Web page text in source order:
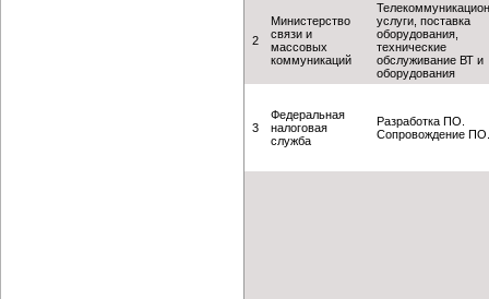
2
Министерство
связи и
массовых
коммуникаций
услуги, поставка
оборудования,
технические
обслуживание ВТ и
оборудования
3
Федеральная
налоговая
служба
Разработка ПО.
Сопровождение ПО.